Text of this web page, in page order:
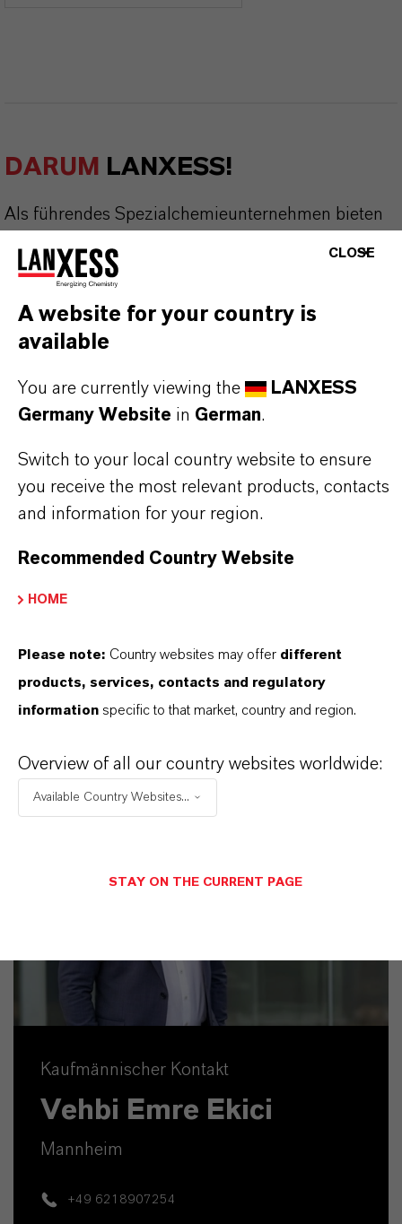
DARUM LANXESS!
Als führendes Spezialchemieunternehmen bieten
stehen für Zuverlässigkeit, Innovationskraft und
unseres Handelns stehen jedoch Sie: unsere
Kunden. Unsere Kunden profitieren von
maßgeschneiderten Lösungen, globaler Präsenz
und einem tiefen Verständnis ihrer Märkte. Hier
LANXESS der richtige Partner für Ihr Unternehmen
ist.
KUNDINNEN UND KUNDEN!
Kaufmännischer Kontakt
Vehbi Emre Ekici
Mannheim
+49 6218907254
CLOSE
A website for your country is
available
You are currently viewing the
LANXESS
Germany Website in German.
Switch to your local country website to ensure
you receive the most relevant products, contacts
and information for your region.
Recommended Country Website
HOME
Please note: Country websites may offer different
products, services, contacts and regulatory
information specific to that market, country and region.
Overview of all our country websites worldwide:
Available Country Websites...
STAY ON THE CURRENT PAGE